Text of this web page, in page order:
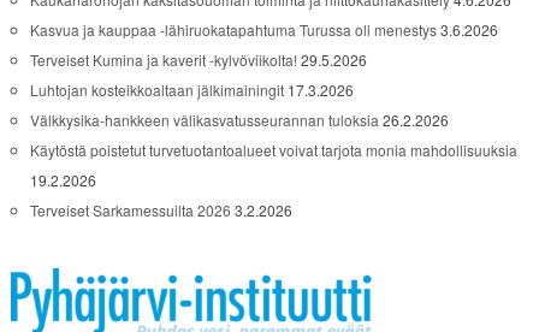
Kasvua ja kauppaa -lähiruokatapahtuma Turussa oli menestys3.6.2026
Terveiset Kumina ja kaverit -kylvöviikolta!29.5.2026
Luhtojan kosteikkoaltaan jälkimainingit 17.3.2026
Välkkysika-hankkeen välikasvatusseurannan tuloksia 26.2.2026
Käytöstä poistetut turvetuotantoalueet voivat tarjota monia mahdollisuuksia
19.2.2026
Terveiset Sarkamessuilta 2026 3.2.2026